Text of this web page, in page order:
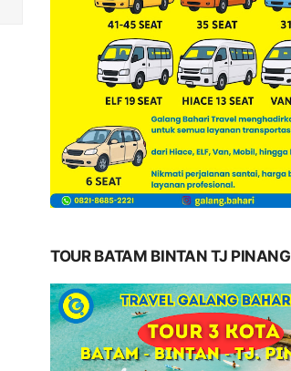
TOUR BATAM BINTAN TJ PINANG